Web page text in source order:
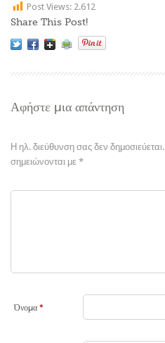
Post Views: 2.612
Share This Post!
Αφήστε μια απάντηση
Η ηλ. διεύθυνση σας δεν δημοσιεύεται.
σημειώνονται με*
Όνομα*